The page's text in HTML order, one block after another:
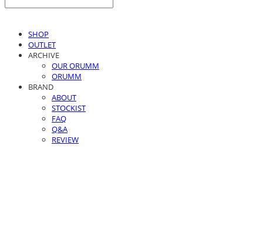
SHOP
OUTLET
ARCHIVE
OUR ORUMM
ORUMM
BRAND
ABOUT
STOCKIST
FAQ
Q&A
REVIEW